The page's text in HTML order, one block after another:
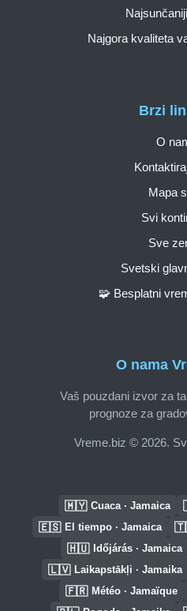
O nama
Vaš pouzdani izvor za
prognoze za
Vreme.biz © 2026.
Brzi
O
Mapa
Svi
Sve
Svetski
🧩 Besplatni
Najgora kvaliteta
🇲🇾 Cuaca · Jamaica
🇪🇸 El tiempo · Jamaica
🇭🇺 Időjárás · Jamaica
🇱🇻 Laikapstākļi · Jamaika
🇫🇷 Météo · Jamaïque